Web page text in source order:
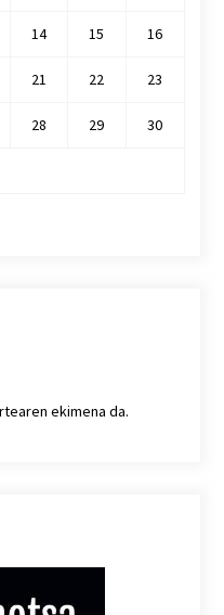
14 15 16
21 22 23
28 29 30
ekimena da.